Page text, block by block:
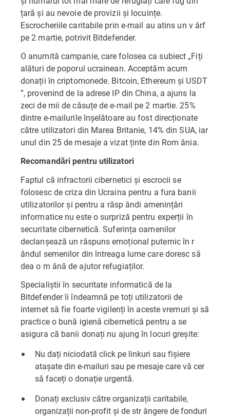
țară și au nevoie de provizii și locuințe.
Escrocheriile caritabile prin e-mail au atins un v ârf
pe 2 martie, potrivit Bitdefender.
O anumită campanie, care folosea ca subiect „Fiți
alături de poporul ucrainean. Acceptăm acum
donații în criptomonede. Bitcoin, Ethereum și USDT
”, provenind de la adrese IP din China, a ajuns la
zeci de mii de căsuțe de e-mail pe 2 martie. 25%
dintre e-mailurile înșelătoare au fost direcționate
către utilizatori din Marea Britanie, 14% din SUA, iar
unul din 25 de mesaje a vizat ținte din Rom ânia.
Recomandări pentru utilizatori
Faptul că infractorii cibernetici și escrocii se
folosesc de criza din Ucraina pentru a fura banii
utilizatorilor și pentru a răsp ândi amenințări
informatice nu este o surpriză pentru experții în
securitate cibernetică. Suferința oamenilor
declanșează un răspuns emoțional puternic în r
ândul semenilor din întreaga lume care doresc să
dea o m ână de ajutor refugiaților.
Specialiștii în securitate informatică de la
Bitdefender îi îndeamnă pe toți utilizatorii de
internet să fie foarte vigilenți în aceste vremuri și să
practice o bună igienă cibernetică pentru a se
asigura că banii donați nu ajung în locuri greșite:
Nu dați niciodată click pe linkuri sau fișiere
atașate din e-mailuri sau pe mesaje care vă cer
să faceți o donație urgentă.
Donați exclusiv către organizații caritabile,
organizații non-profit și de str ângere de fonduri